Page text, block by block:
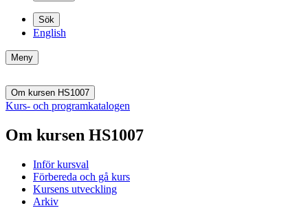
Sök
English
Meny
Om kursen HS1007
Kurs- och programkatalogen
Om kursen HS1007
Inför kursval
Förbereda och gå kurs
Kursens utveckling
Arkiv